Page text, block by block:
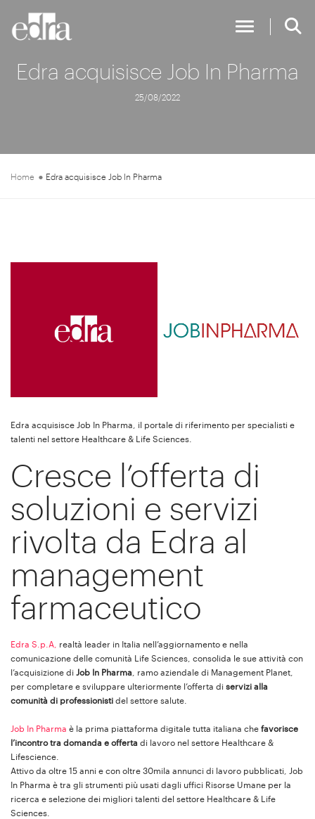
Toggle
Edra acquisisce Job In Pharma
25/08/2022
Home Edra acquisisce Job In Pharma
Edra acquisisce Job In Pharma, il portale di riferimento per specialisti e
talenti nel settore Healthcare & Life Sciences.
Cresce l’offerta di
soluzioni e servizi
rivolta da Edra al
management
farmaceutico
Edra S.p.A, realtà leader in Italia nell’aggiornamento e nella
comunicazione delle comunità Life Sciences, consolida le sue attività con
l’acquisizione di Job In Pharma, ramo aziendale di Management Planet,
per completare e sviluppare ulteriormente l’offerta di servizi alla
comunità di professionisti del settore salute.
Job In Pharma è la prima piattaforma digitale tutta italiana che favorisce
l’incontro tra domanda e offerta di lavoro nel settore Healthcare &
Lifescience.
Attivo da oltre 15 anni e con oltre 30mila annunci di lavoro pubblicati, Job
In Pharma è tra gli strumenti più usati dagli uffici Risorse Umane per la
ricerca e selezione dei migliori talenti del settore Healthcare & Life
Sciences.